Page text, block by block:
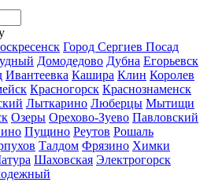
Город Сергиев Посад
Домодедово Дубна Егорьевск
Ивантеевка Кашира Клин Королев
Красногорск Краснознаменск
Лыткарино Люберцы Мытищи
Озеры Орехово-Зуево Павловский
Пущино Реутов Рошаль
Талдом Фрязино Химки
Шаховская Электрогорск